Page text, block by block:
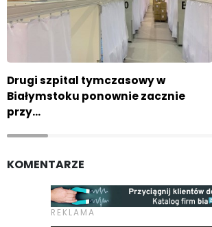
Drugi szpital tymczasowy w
Białymstoku ponownie zacznie
przy…
KOMENTARZE